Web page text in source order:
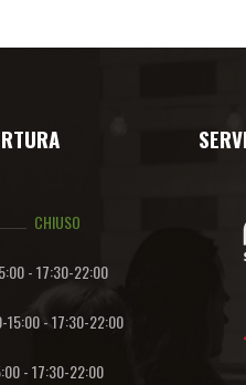
CHIUSO
-17:30-22:00
15:00-17:30-22:00
-17:30-22:00